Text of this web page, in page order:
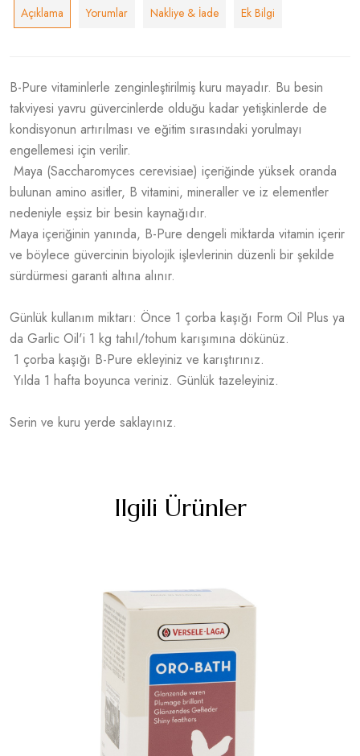
Açıklama Yorumlar Nakliye & İade Ek Bilgi
B-Pure vitaminlerle zenginleştirilmiş kuru mayadır. Bu besin
takviyesi yavru güvercinlerde olduğu kadar yetişkinlerde de
kondisyonun artırılması ve eğitim sırasındaki yorulmayı
engellemesi için verilir.
Maya (Saccharomyces cerevisiae) içeriğinde yüksek oranda
bulunan amino asitler, B vitamini, mineraller ve iz elementler
nedeniyle eşsiz bir besin kaynağıdır.
Maya içeriğinin yanında, B-Pure dengeli miktarda vitamin içerir
ve böylece güvercinin biyolojik işlevlerinin düzenli bir şekilde
sürdürmesi garanti altına alınır.
Günlük kullanım miktarı: Önce 1 çorba kaşığı Form Oil Plus ya
da Garlic Oil'i 1 kg tahıl/tohum karışımına dökünüz.
1 çorba kaşığı B-Pure ekleyiniz ve karıştırınız.
Yılda 1 hafta boyunca veriniz. Günlük tazeleyiniz.
Serin ve kuru yerde saklayınız.
Ilgili Ürünler